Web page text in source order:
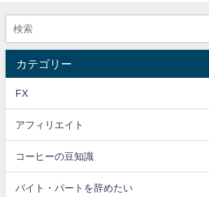
カテゴリー
FX
アフィリエイト
コーヒーの豆知識
バイト・パートを辞めたい